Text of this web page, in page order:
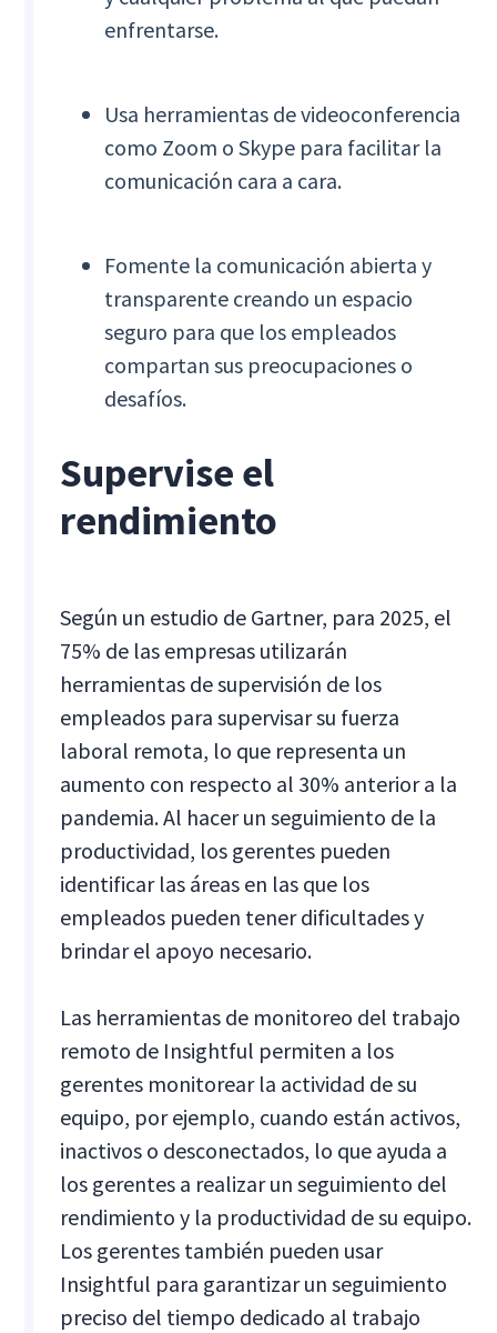
enfrentarse.
Usa herramientas de videoconferencia
como Zoom o Skype para facilitar la
comunicación cara a cara.
Fomente la comunicación abierta y
transparente creando un espacio
seguro para que los empleados
compartan sus preocupaciones o
desafíos.
Supervise el
rendimiento
Según un estudio de Gartner, para 2025, el
75% de las empresas utilizarán
herramientas de supervisión de los
empleados para supervisar su fuerza
laboral remota, lo que representa un
aumento con respecto al 30% anterior a la
pandemia. Al hacer un seguimiento de la
productividad, los gerentes pueden
identificar las áreas en las que los
empleados pueden tener dificultades y
brindar el apoyo necesario.
Las herramientas de monitoreo del trabajo
remoto de Insightful permiten a los
gerentes monitorear la actividad de su
equipo, por ejemplo, cuando están activos,
inactivos o desconectados, lo que ayuda a
los gerentes a realizar un seguimiento del
rendimiento y la productividad de su equipo.
Los gerentes también pueden usar
Insightful para garantizar un seguimiento
preciso del tiempo dedicado al trabajo